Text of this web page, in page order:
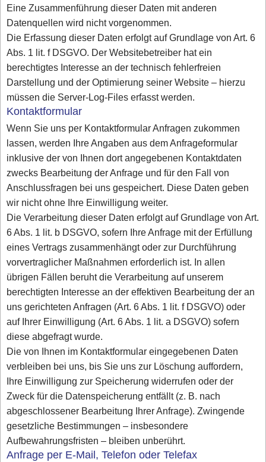
Eine Zusammenführung dieser Daten mit anderen
Datenquellen wird nicht vorgenommen.
Die Erfassung dieser Daten erfolgt auf Grundlage von Art. 6
Abs. 1 lit. f DSGVO. Der Websitebetreiber hat ein
berechtigtes Interesse an der technisch fehlerfreien
Darstellung und der Optimierung seiner Website – hierzu
müssen die Server-Log-Files erfasst werden.
Kontaktformular
Wenn Sie uns per Kontaktformular Anfragen zukommen
lassen, werden Ihre Angaben aus dem Anfrageformular
inklusive der von Ihnen dort angegebenen Kontaktdaten
zwecks Bearbeitung der Anfrage und für den Fall von
Anschlussfragen bei uns gespeichert. Diese Daten geben
wir nicht ohne Ihre Einwilligung weiter.
Die Verarbeitung dieser Daten erfolgt auf Grundlage von Art.
6 Abs. 1 lit. b DSGVO, sofern Ihre Anfrage mit der Erfüllung
eines Vertrags zusammenhängt oder zur Durchführung
vorvertraglicher Maßnahmen erforderlich ist. In allen
übrigen Fällen beruht die Verarbeitung auf unserem
berechtigten Interesse an der effektiven Bearbeitung der an
uns gerichteten Anfragen (Art. 6 Abs. 1 lit. f DSGVO) oder
auf Ihrer Einwilligung (Art. 6 Abs. 1 lit. a DSGVO) sofern
diese abgefragt wurde.
Die von Ihnen im Kontaktformular eingegebenen Daten
verbleiben bei uns, bis Sie uns zur Löschung auffordern,
Ihre Einwilligung zur Speicherung widerrufen oder der
Zweck für die Datenspeicherung entfällt (z. B. nach
abgeschlossener Bearbeitung Ihrer Anfrage). Zwingende
gesetzliche Bestimmungen – insbesondere
Aufbewahrungsfristen – bleiben unberührt.
Anfrage per E-Mail, Telefon oder Telefax